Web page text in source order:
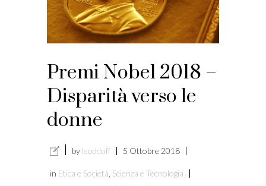
Premi Nobel 2018 –
Disparità verso le
donne
by leoddoff 5 Ottobre 2018
in Etica e Società Scienza e Tecnologia